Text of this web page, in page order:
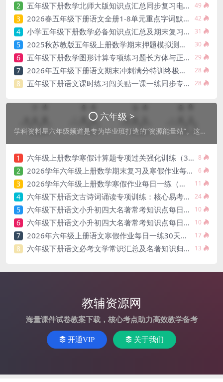
2 五年级下册数学北师大版知识点汇总同步复习电子版资料 49
3 2026春五年级下册语文全册1-8单元重点字词默写专项同步练习提分电子版资料 42
4 小学五年级下册数学必备知识点汇总及期末复习大纲精华电子版 31
5 2025秋苏教版五年级上册数学期末押题模拟测试卷（全5套含答案25页电子版） 30
6 五年级下册数学图形计算专项练习题长方体与正方体表面积体积训练电子版 29
7 2026年五年级下册语文期末冲刺满分特训终极押题卷电子版（含考点梳理） 28
8 五年级下册语文课时练习闯关贴一课一练同步专项训练含答案电子版 28
六年级 >
学科资料星六年级频道是专为毕业班打造的“资源能量站”。这里汇聚了历年小升初真题、重点中学分班考试卷、小学阶段语数英全科知识点汇编。针对毕业季，我们特别推出了六年级升学模拟冲刺卷、核心考点突破方案及名师考前辅导课件。无论您是需要系统复习的同学，还是寻找高效练习素材的班主任，本站都能提供质量最优、针对性最强的升学资料下载。
1 六年级上册数学寒假计算题专项过关强化训练（30套电子版） 8
2 2026学年六年级上册数学期末复习及寒假作业每日一练（电子版下载） 6
3 2026学年六年级上册数学寒假作业每日一练（高清电子版打卡练习） 11
4 六年级下册语文古诗词诵读专项训练：核心易考点梳理与填空练习 24
5 六年级下册语文小升初四大名著常考知识点每日一练电子版 10
6 六年级下册语文小升初四大名著常考知识点每日一练电子版 10
7 2026年六年级上册语文寒假作业每日一练30天电子版：温故知新冲刺小升初 17
8 六年级下册语文必考文学常识汇总及名著知识归纳电子版 13
教辅资源网
海量课件试卷教案下载，核心考点助力高效教学备考
开通VIP 关于我们